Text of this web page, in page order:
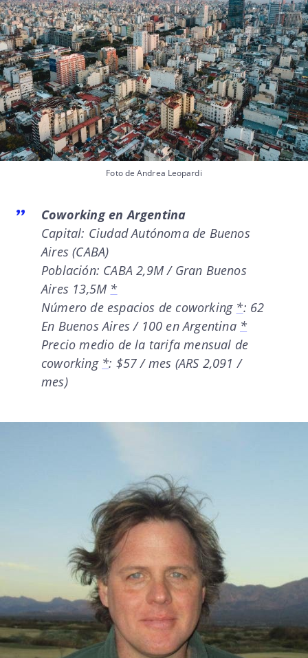
Foto de Andrea Leopardi
Coworking en Argentina
Capital: Ciudad Autónoma de Buenos
Aires (CABA)
Población: CABA 2,9M / Gran Buenos
Aires 13,5M *
Número de espacios de coworking *: 62
En Buenos Aires / 100 en Argentina *
Precio medio de la tarifa mensual de
coworking *: $57 / mes (ARS 2,091 /
mes)